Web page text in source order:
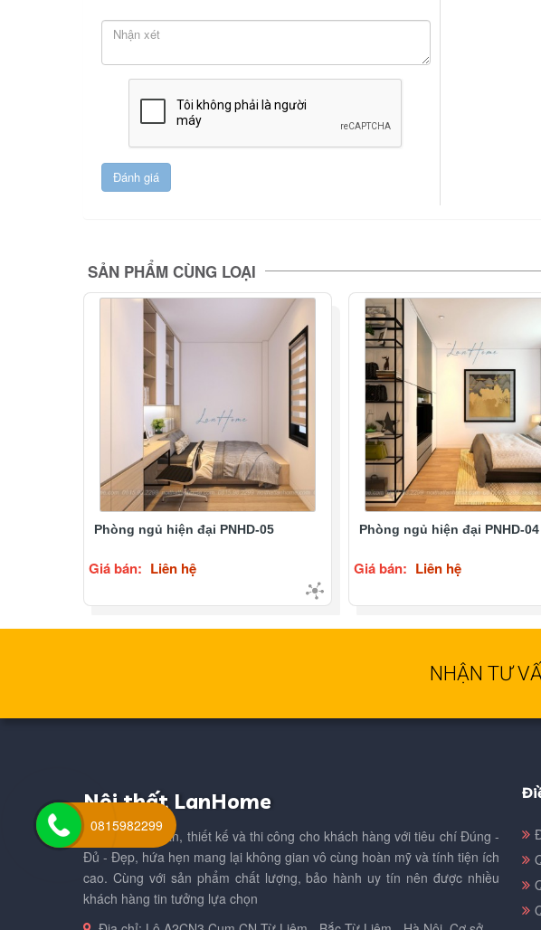
SẢN PHẨM CÙNG LOẠI
Phòng ngủ hiện đại PNHD-05
Giá bán: Liên hệ
Phòng ngủ hiện đại PNHD-04
Giá bán: Liên hệ
0815982299
NHẬN TƯ
Nội thất LanHome
LanHome tư vấn, thiết kế và thi công cho khách hàng với tiêu chí Đúng -
Đủ - Đẹp, hứa hẹn mang lại không gian vô cùng hoàn mỹ và tính tiện ích
cao. Cùng với sản phẩm chất lượng, bảo hành uy tín nên được nhiều
khách hàng tin tưởng lựa chọn